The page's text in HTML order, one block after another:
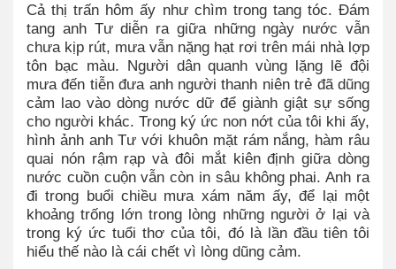
Cả thị trấn hôm ấy như chìm trong tang tóc. Đám
tang anh Tư diễn ra giữa những ngày nước vẫn
chưa kịp rút, mưa vẫn nặng hạt rơi trên mái nhà lợp
tôn bạc màu. Người dân quanh vùng lặng lẽ đội
mưa đến tiễn đưa anh người thanh niên trẻ đã dũng
cảm lao vào dòng nước dữ để giành giật sự sống
cho người khác. Trong ký ức non nớt của tôi khi ấy,
hình ảnh anh Tư với khuôn mặt rám nắng, hàm râu
quai nón rậm rạp và đôi mắt kiên định giữa dòng
nước cuồn cuộn vẫn còn in sâu không phai. Anh ra
đi trong buổi chiều mưa xám năm ấy, để lại một
khoảng trống lớn trong lòng những người ở lại và
trong ký ức tuổi thơ của tôi, đó là lần đầu tiên tôi
hiểu thế nào là cái chết vì lòng dũng cảm.